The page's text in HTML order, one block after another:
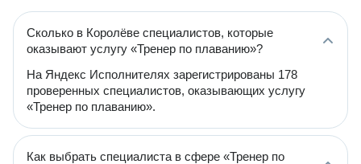
Сколько в Королёве специалистов, которые
оказывают услугу «Тренер по плаванию»?
На Яндекс Исполнителях зарегистрированы 178
проверенных специалистов, оказывающих услугу
«Тренер по плаванию».
Как выбрать специалиста в сфере «Тренер по